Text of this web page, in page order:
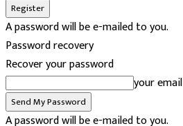
A password will be e-mailed to you.
Password recovery
Recover your password
your email
A password will be e-mailed to you.